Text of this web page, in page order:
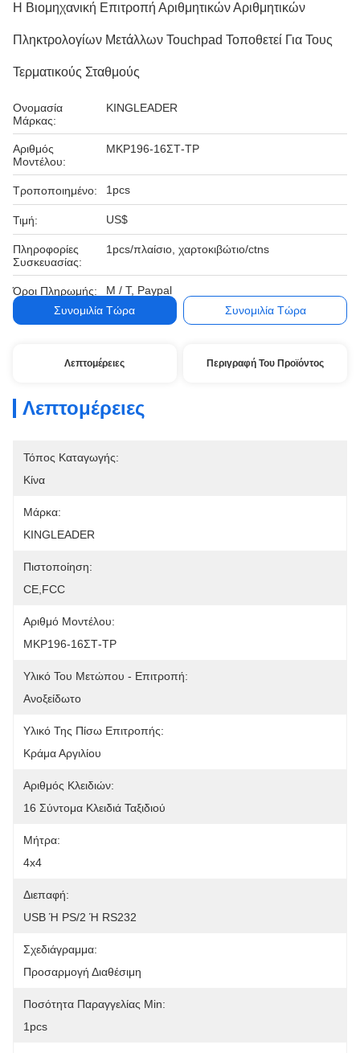
Η Βιομηχανική Επιτροπή Αριθμητικών Αριθμητικών
Πληκτρολογίων Μετάλλων Touchpad Τοποθετεί Για Τους
Τερματικούς Σταθμούς
Ονομασία
Μάρκας:
KINGLEADER
Αριθμός
Μοντέλου:
MKP196-16ΣΤ-TP
Τροποποιημένο: 1pcs
Τιμή: US$
Πληροφορίες
Συσκευασίας:
1pcs/πλαίσιο, χαρτοκιβώτιο/ctns
Όροι Πληρωμής:
Μ / Τ, Paypal
Συνομιλία Τώρα
Συνομιλία Τώρα
Λεπτομέρειες Περιγραφή Του Προϊόντος
Λεπτομέρειες
Τόπος Καταγωγής:
Κίνα
Μάρκα:
KINGLEADER
Πιστοποίηση:
CE,FCC
Αριθμό Μοντέλου:
MKP196-16ΣΤ-TP
Υλικό Του Μετώπου - Επιτροπή:
Ανοξείδωτο
Υλικό Της Πίσω Επιτροπής:
Κράμα Αργιλίου
Αριθμός Κλειδιών:
16 Σύντομα Κλειδιά Ταξιδιού
Μήτρα:
4x4
Διεπαφή:
USB Ή PS/2 Ή RS232
Σχεδιάγραμμα:
Προσαρμογή Διαθέσιμη
Ποσότητα Παραγγελίας Min:
1pcs